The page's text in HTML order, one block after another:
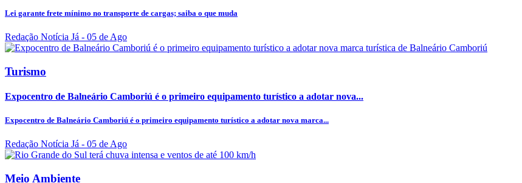
Lei garante frete mínimo no transporte de cargas; saiba o que muda
Redação Notícia Já - 05 de Ago
Turismo
Expocentro de Balneário Camboriú é o primeiro equipamento turístico a adotar nova...
Expocentro de Balneário Camboriú é o primeiro equipamento turístico a adotar nova marca...
Redação Notícia Já - 05 de Ago
Meio Ambiente